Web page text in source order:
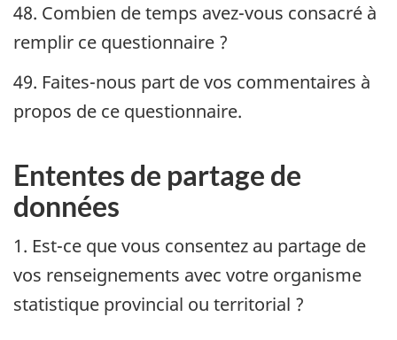
48. Combien de temps avez-vous consacré à
remplir ce questionnaire ?
49. Faites-nous part de vos commentaires à
propos de ce questionnaire.
Ententes de partage de
données
1. Est-ce que vous consentez au partage de
vos renseignements avec votre organisme
statistique provincial ou territorial ?